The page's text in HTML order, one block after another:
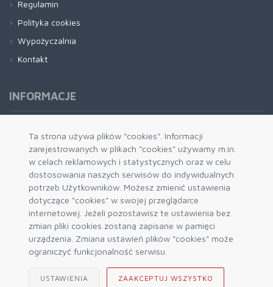
Ta strona używa plików "cookies". Informacji
zarejestrowanych w plikach "cookies" używamy m.in.
w celach reklamowych i statystycznych oraz w celu
dostosowania naszych serwisów do indywidualnych
potrzeb Użytkowników. Możesz zmienić ustawienia
dotyczące "cookies" w swojej przeglądarce
internetowej. Jeżeli pozostawisz te ustawienia bez
zmian pliki cookies zostaną zapisane w pamięci
urządzenia. Zmiana ustawień plików "cookies" może
ograniczyć funkcjonalność serwisu.
USTAWIENIA ZAAKCEPTUJ WSZYSTKO
Regulamin
Polityka cookies
Wypożyczalnia
Kontakt
INFORMACJE
Formy płatności
Dostawa i wysyłka
Zwrot i wymiana
System rabatowy
Kody rabatowe
Blog